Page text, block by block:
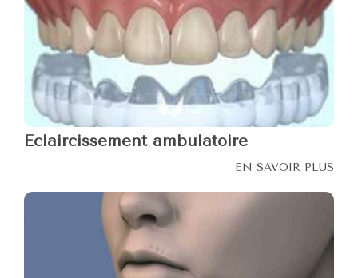
Eclaircissement ambulatoire
EN SAVOIR PLUS